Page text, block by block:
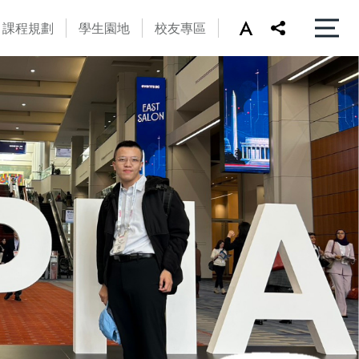
課程規劃 學生園地 校友專區